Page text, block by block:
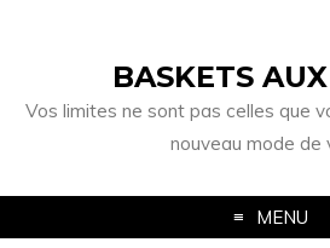
BASKETS
Vos limites ne sont pas celles que
nouveau mode de
MENU